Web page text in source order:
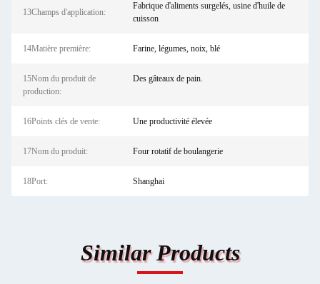
13Champs d'application:
Fabrique d'aliments surgelés, usine d'huile de
cuisson
14Matière première: Farine, légumes, noix, blé
15Nom du produit de
production:
Des gâteaux de pain.
16Points clés de vente: Une productivité élevée
17Nom du produit: Four rotatif de boulangerie
18Port: Shanghai
Similar Products